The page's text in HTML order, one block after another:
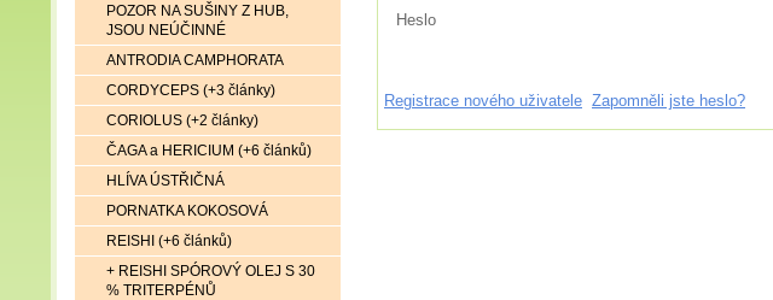
Heslo
Registrace nového uživatele Zapomněli jste heslo?
POZOR NA SUŠINY Z HUB,
JSOU NEÚČINNÉ
ANTRODIA CAMPHORATA
CORDYCEPS (+3 články)
CORIOLUS (+2 články)
ČAGA a HERICIUM (+6 článků)
HLÍVA ÚSTŘIČNÁ
PORNATKA KOKOSOVÁ
REISHI (+6 článků)
+ REISHI SPÓROVÝ OLEJ S 30
% TRITERPÉNŮ